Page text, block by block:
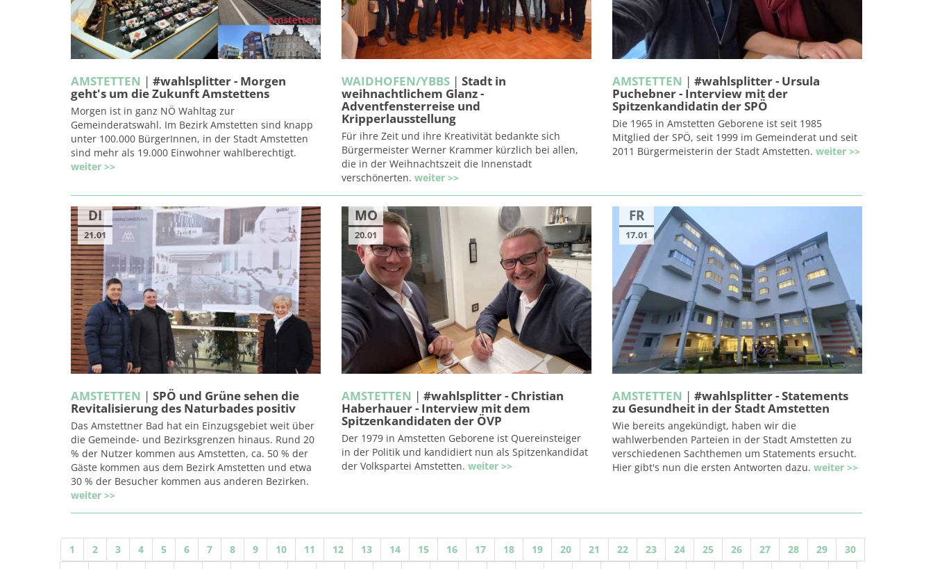
AMSTETTEN | #wahlsplitter - Morgen
geht's um die Zukunft Amstettens
Morgen ist in ganz NÖ Wahltag zur
Gemeinderatswahl. Im Bezirk Amstetten sind knapp
unter 100.000 BürgerInnen, in der Stadt Amstetten
sind mehr als 19.000 Einwohner wahlberechtigt.
weiter >>
WAIDHOFEN/YBBS | Stadt in
weihnachtlichem Glanz -
Adventfensterreise und
Kripperlausstellung
Für ihre Zeit und ihre Kreativität bedankte sich
Bürgermeister Werner Krammer kürzlich bei allen,
die in der Weihnachtszeit die Innenstadt
verschönerten. weiter >>
AMSTETTEN | #wahlsplitter - Ursula
Puchebner - Interview mit der
Spitzenkandidatin der SPÖ
Die 1965 in Amstetten Geborene ist seit 1985
Mitglied der SPÖ, seit 1999 im Gemeinderat und seit
2011 Bürgermeisterin der Stadt Amstetten. weiter >>
DI
21.01
AMSTETTEN | SPÖ und Grüne sehen die
Revitalisierung des Naturbades positiv
Das Amstettner Bad hat ein Einzugsgebiet weit über
die Gemeinde- und Bezirksgrenzen hinaus. Rund 20
% der Nutzer kommen aus Amstetten, ca. 50 % der
Gäste kommen aus dem Bezirk Amstetten und etwa
30 % der Besucher kommen aus anderen Bezirken.
weiter >>
MO
20.01
AMSTETTEN | #wahlsplitter - Christian
Haberhauer - Interview mit dem
Spitzenkandidaten der ÖVP
Der 1979 in Amstetten Geborene ist Quereinsteiger
in der Politik und kandidiert nun als Spitzenkandidat
der Volkspartei Amstetten. weiter >>
FR
17.01
AMSTETTEN | #wahlsplitter - Statements
zu Gesundheit in der Stadt Amstetten
Wie bereits angekündigt, haben wir die
wahlwerbenden Parteien in der Stadt Amstetten zu
verschiedenen Sachthemen um Statements ersucht.
Hier gibt's nun die ersten Antworten dazu. weiter >>
1 2 3 4 5 6 7 8 9 10 11 12 13 14 15 16 17 18 19 20 21 22 23 24 25 26 27 28 29
30